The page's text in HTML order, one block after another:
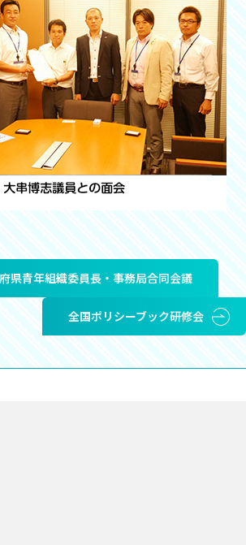
県青年組織委員長・事務局合同会議
全国ポリシーブック研修会